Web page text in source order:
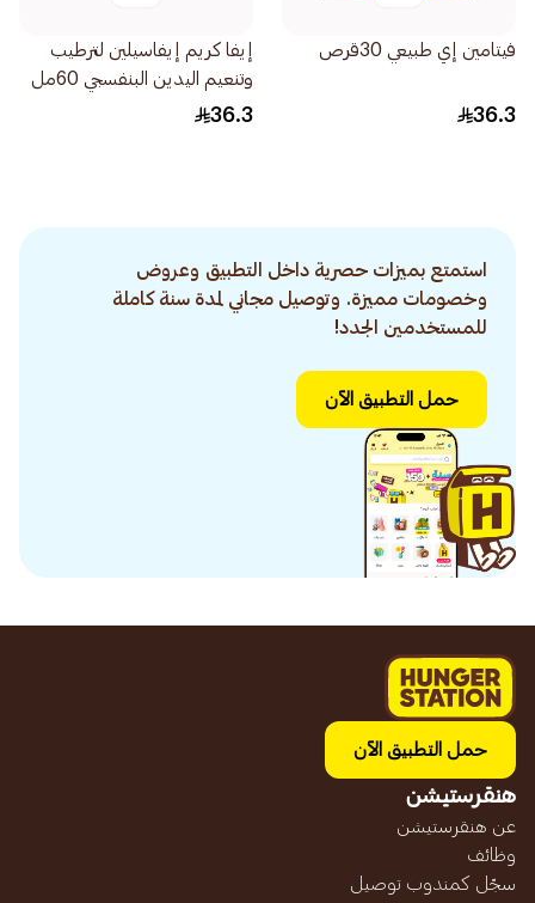
فيتامين إي طبيعي 30قرص
36.3
إيفا كريم إيفاسيلين لترطيب
وتنعيم اليدين البنفسجي 60مل
36.3
استمتع بميزات حصرية داخل التطبيق وعروض
وخصومات مميزة. وتوصيل مجاني لمدة سنة كاملة
للمستخدمين الجدد!
حمل التطبيق الآن
حمل التطبيق الآن
هنقرستيشن
عن هنقرستيشن
وظائف
سجّل كمندوب توصيل